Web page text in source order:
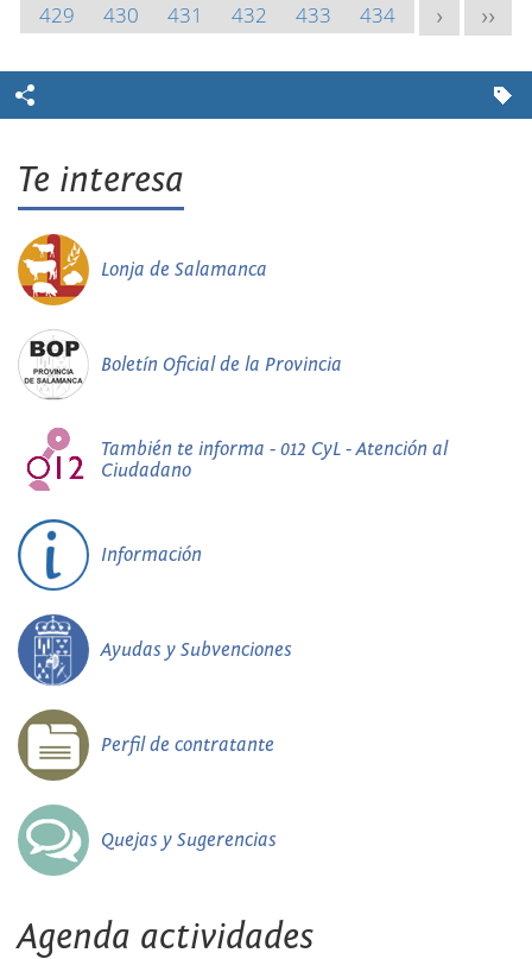
429
430 431 432 433 434 > >>
Te interesa
Lonja de Salamanca
Boletín Oficial de la Provincia
También te informa - 012 CyL - Atención al
Ciudadano
Información
Ayudas y Subvenciones
Perfil de contratante
Quejas y Sugerencias
Agenda actividades